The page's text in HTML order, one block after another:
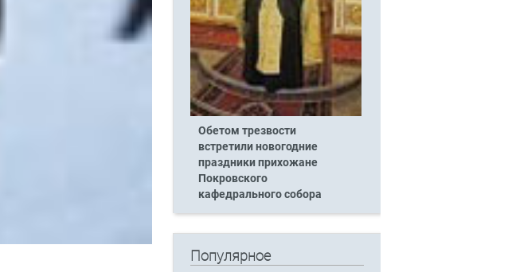
Обетом трезвости
встретили новогодние
праздники прихожане
Покровского
кафедрального собора
Популярное